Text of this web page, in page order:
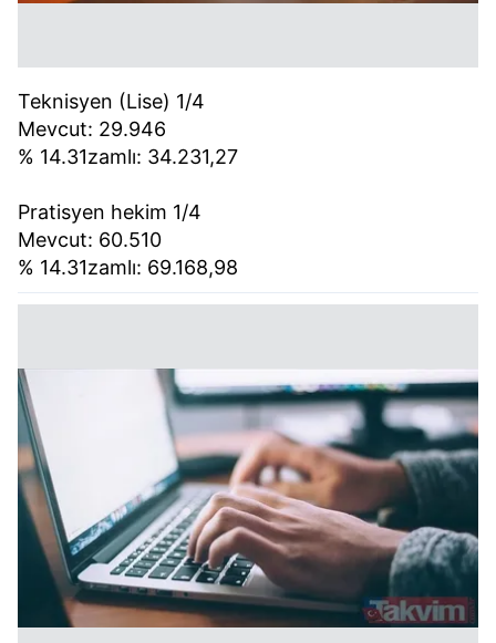
Teknisyen (Lise) 1/4
Mevcut: 29.946
% 14.31zamlı: 34.231,27
Pratisyen hekim 1/4
Mevcut: 60.510
% 14.31zamlı: 69.168,98